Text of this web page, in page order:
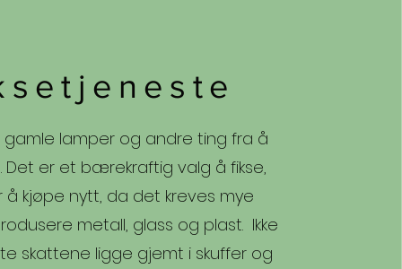
gamle lamper og andre ting fra å
Det er et bærekraftig valg å fikse,
å kjøpe nytt, da det kreves mye
metall, glass og plast. Ikke
skattene ligge gjemt i skuffer og